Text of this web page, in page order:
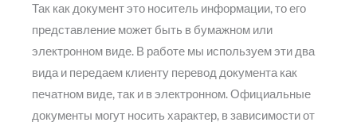
Так как документ это носитель информации, то его
представление может быть в бумажном или
электронном виде. В работе мы используем эти два
вида и передаем клиенту перевод документа как
печатном виде, так и в электронном. Официальные
документы могут носить характер, в зависимости от